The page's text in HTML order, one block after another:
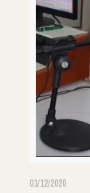
01/12/2020